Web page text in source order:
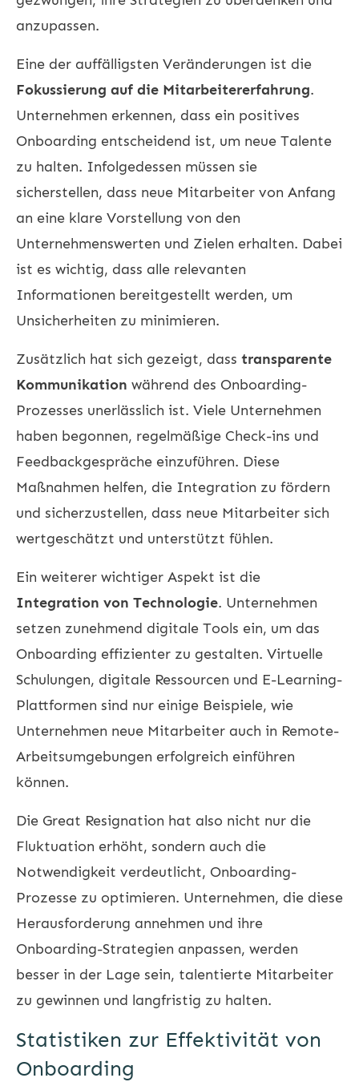
anzupassen.
Eine der auffälligsten Veränderungen ist die
Fokussierung auf die Mitarbeitererfahrung.
Unternehmen erkennen, dass ein positives
Onboarding entscheidend ist, um neue Talente
zu halten. Infolgedessen müssen sie
sicherstellen, dass neue Mitarbeiter von Anfang
an eine klare Vorstellung von den
Unternehmenswerten und Zielen erhalten. Dabei
ist es wichtig, dass alle relevanten
Informationen bereitgestellt werden, um
Unsicherheiten zu minimieren.
Zusätzlich hat sich gezeigt, dass transparente
Kommunikation während des Onboarding-
Prozesses unerlässlich ist. Viele Unternehmen
haben begonnen, regelmäßige Check-ins und
Feedbackgespräche einzuführen. Diese
Maßnahmen helfen, die Integration zu fördern
und sicherzustellen, dass neue Mitarbeiter sich
wertgeschätzt und unterstützt fühlen.
Ein weiterer wichtiger Aspekt ist die
Integration von Technologie. Unternehmen
setzen zunehmend digitale Tools ein, um das
Onboarding effizienter zu gestalten. Virtuelle
Schulungen, digitale Ressourcen und E-Learning-
Plattformen sind nur einige Beispiele, wie
Unternehmen neue Mitarbeiter auch in Remote-
Arbeitsumgebungen erfolgreich einführen
können.
Die Great Resignation hat also nicht nur die
Fluktuation erhöht, sondern auch die
Notwendigkeit verdeutlicht, Onboarding-
Prozesse zu optimieren. Unternehmen, die diese
Herausforderung annehmen und ihre
Onboarding-Strategien anpassen, werden
besser in der Lage sein, talentierte Mitarbeiter
zu gewinnen und langfristig zu halten.
Statistiken zur Effektivität von
Onboarding